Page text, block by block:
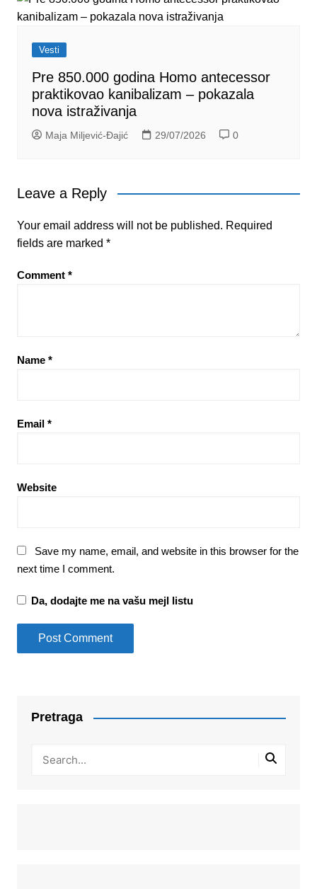
Vesti
Pre 850.000 godina Homo antecessor
praktikovao kanibalizam – pokazala
nova istraživanja
Maja Miljević-Đajić 29/07/2026 0
Leave a Reply
Your email address will not be published. Required
fields are marked *
Comment *
Name *
Email *
Website
Save my name, email, and website in this browser for the
next time I comment.
Da, dodajte me na vašu mejl listu
Pretraga